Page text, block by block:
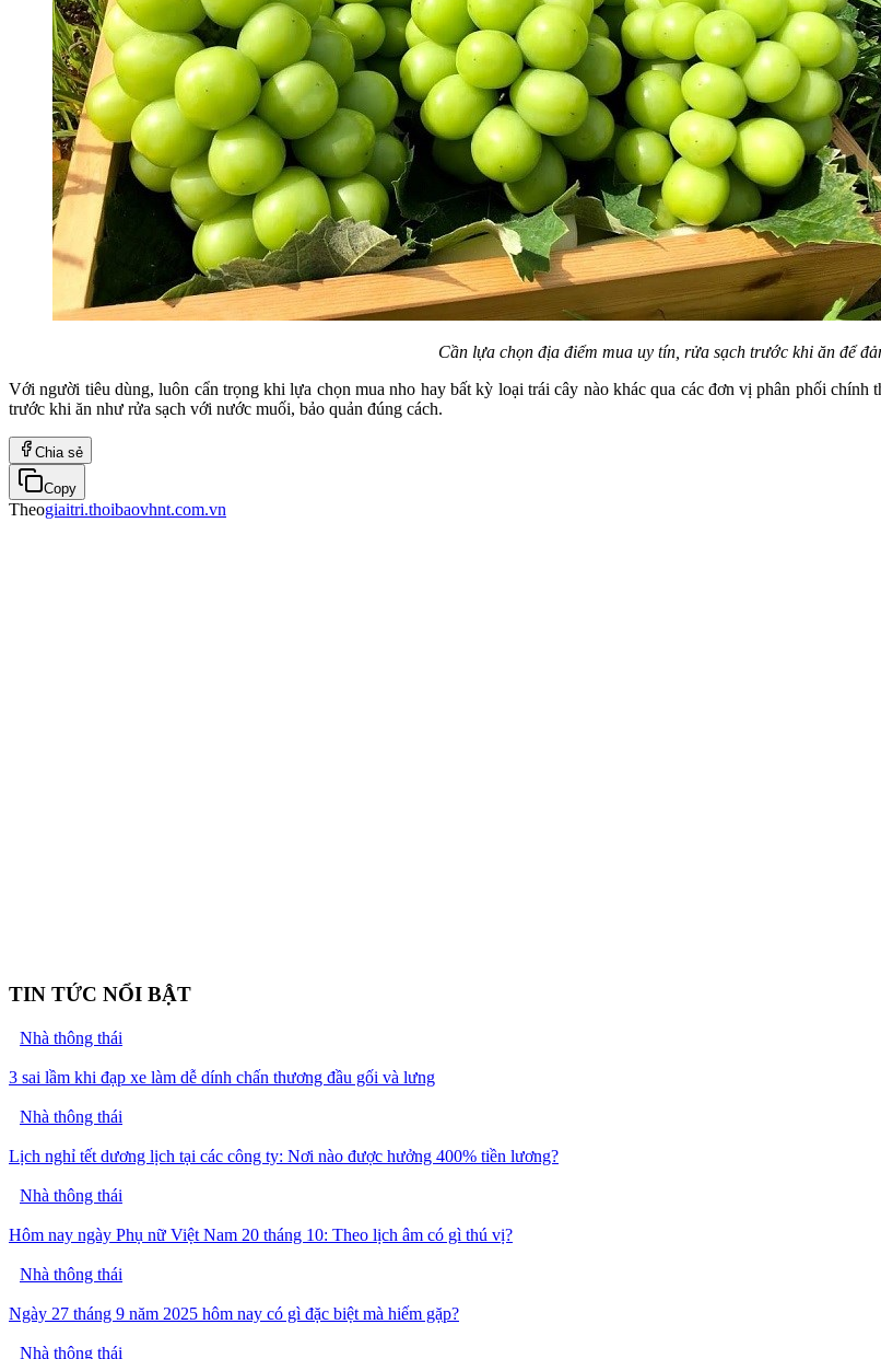
Cần lựa chọn địa điểm mua uy tín, rửa sạch trước khi ăn để
Với người tiêu dùng, luôn cẩn trọng khi lựa chọn mua nho hay bất kỳ loại trái cây nào khác qua các đơn vị phân phối
trước khi ăn như rửa sạch với nước muối, bảo quản đúng cách.
Chia sẻ
Copy
Theogiaitri.thoibaovhnt.com.vn
TIN TỨC NỔI BẬT
Nhà thông thái
3 sai lầm khi đạp xe làm dễ dính chấn thương đầu gối và lưng
Nhà thông thái
Lịch nghỉ tết dương lịch tại các công ty: Nơi nào được hưởng 400% tiền lương?
Nhà thông thái
Hôm nay ngày Phụ nữ Việt Nam 20 tháng 10: Theo lịch âm có gì thú vị?
Nhà thông thái
Ngày 27 tháng 9 năm 2025 hôm nay có gì đặc biệt mà hiếm gặp?
Nhà thông thái